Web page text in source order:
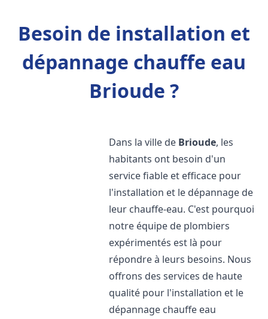
Besoin de installation et
dépannage chauffe eau
Brioude ?
Dans la ville de Brioude, les
habitants ont besoin d'un
service fiable et efficace pour
l'installation et le dépannage de
leur chauffe-eau. C'est pourquoi
notre équipe de plombiers
expérimentés est là pour
répondre à leurs besoins. Nous
offrons des services de haute
qualité pour l'installation et le
dépannage chauffe eau